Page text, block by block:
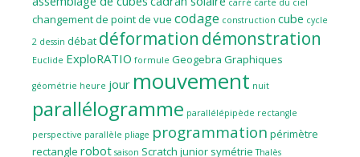
carré carte du ciel
changement de point de vue codage construction cube cycle
2 dessin débat déformation démonstration
Euclide ExploRATIO formule Geogebra Graphiques
géométrie heure jour mouvement nuit
parallélogramme parallélépipède rectangle
perspective parallèle pliage programmation périmètre
rectangle robot saison Scratch junior symétrie Thalès